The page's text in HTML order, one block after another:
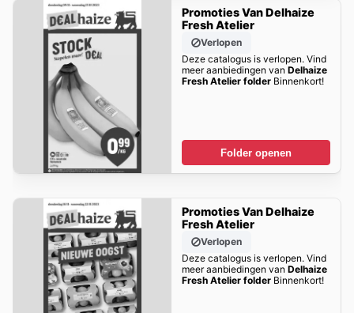
Promoties Van Delhaize
Fresh Atelier
Verlopen
Deze catalogus is verlopen. Vind
meer aanbiedingen van Delhaize
Fresh Atelier folderBinnenkort!
Folder openen
Promoties Van Delhaize
Fresh Atelier
Verlopen
Deze catalogus is verlopen. Vind
meer aanbiedingen van Delhaize
Fresh Atelier folderBinnenkort!